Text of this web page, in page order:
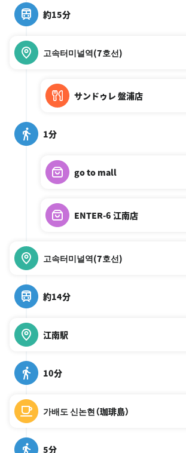
約15分
고속터미널역(7호선)
サンドゥレ 盤浦店
1分
go to mall
ENTER-6 江南店
고속터미널역(7호선)
約14分
江南駅
10分
가배도 신논현（珈琲島）
5分